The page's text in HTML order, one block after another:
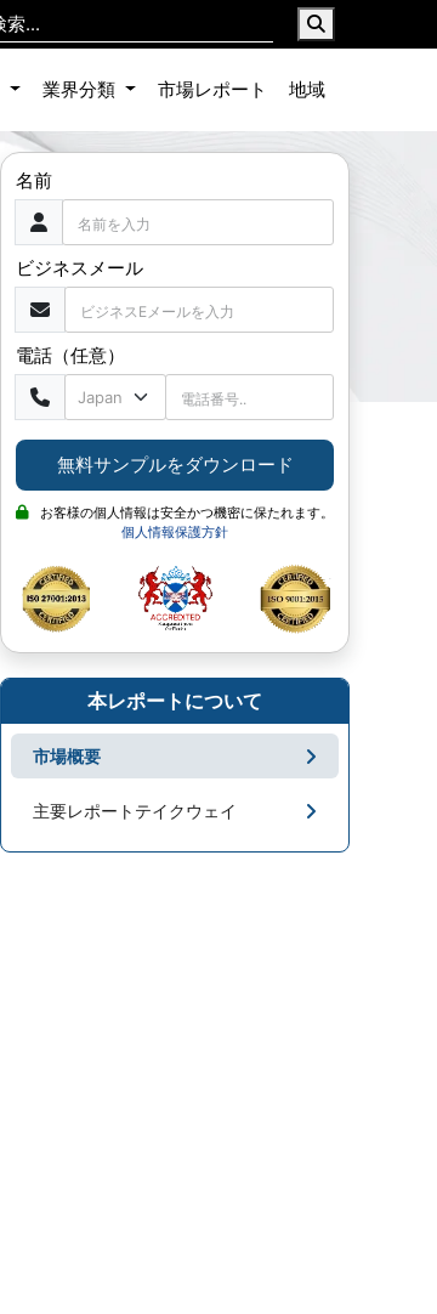
業界分類 市場レポート 地域
名前
ビジネスメール
電話（任意）
無料サンプルをダウンロード
お客様の個人情報は安全かつ機密に保たれます。
個人情報保護方針
本レポートについて
市場概要
主要レポートテイクウェイ